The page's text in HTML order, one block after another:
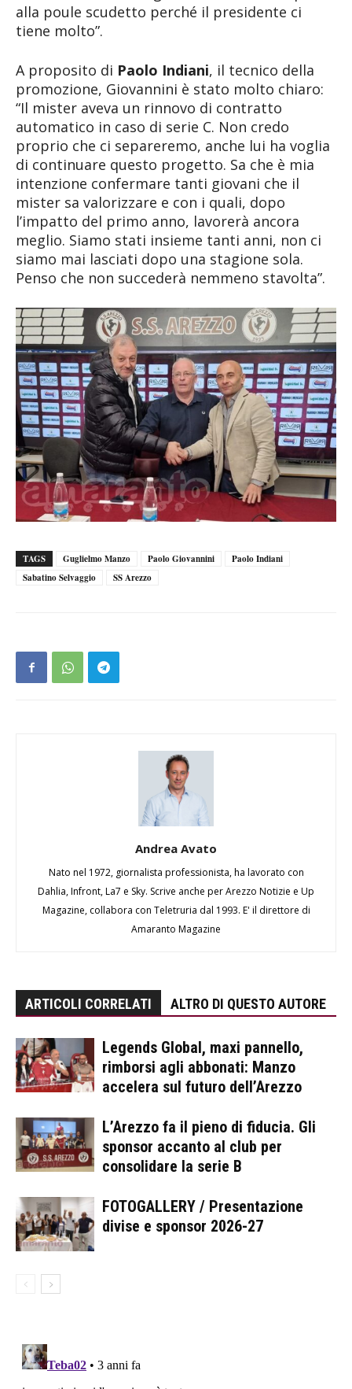
alla poule scudetto perché il presidente ci
tiene molto”.
A proposito di Paolo Indiani, il tecnico della
promozione, Giovannini è stato molto chiaro:
“Il mister aveva un rinnovo di contratto
automatico in caso di serie C. Non credo
proprio che ci separeremo, anche lui ha voglia
di continuare questo progetto. Sa che è mia
intenzione confermare tanti giovani che il
mister sa valorizzare e con i quali, dopo
l’impatto del primo anno, lavorerà ancora
meglio. Siamo stati insieme tanti anni, non ci
siamo mai lasciati dopo una stagione sola.
Penso che non succederà nemmeno stavolta”.
TAGS Guglielmo Manzo Paolo Giovannini
Paolo Indiani
Sabatino Selvaggio
SS Arezzo
Andrea Avato
Nato nel 1972, giornalista professionista, ha lavorato con
Dahlia, Infront, La7 e Sky. Scrive anche per Arezzo Notizie e Up
Magazine, collabora con Teletruria dal 1993. E' il direttore di
Amaranto Magazine
ARTICOLI CORRELATI ALTRO DI QUESTO AUTORE
Legends Global, maxi pannello,
rimborsi agli abbonati: Manzo
accelera sul futuro dell’Arezzo
L’Arezzo fa il pieno di fiducia. Gli
sponsor accanto al club per
consolidare la serie B
FOTOGALLERY / Presentazione
divise e sponsor 2026-27